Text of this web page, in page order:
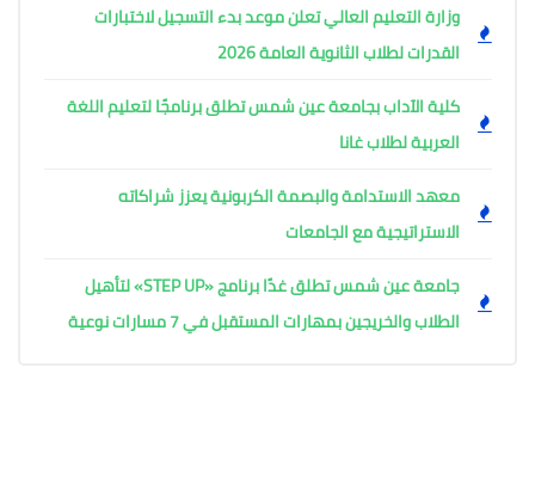
وزارة التعليم العالي تعلن موعد بدء التسجيل لاختبارات
القدرات لطلاب الثانوية العامة 2026
كلية الآداب بجامعة عين شمس تطلق برنامجًا لتعليم اللغة
العربية لطلاب غانا
معهد الاستدامة والبصمة الكربونية يعزز شراكاته
الاستراتيجية مع الجامعات
جامعة عين شمس تطلق غدًا برنامج «STEP UP» لتأهيل
الطلاب والخريجين بمهارات المستقبل في 7 مسارات نوعية